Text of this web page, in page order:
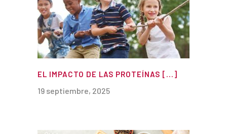
EL IMPACTO DE LAS PROTEÍNAS [...]
19 septiembre, 2025